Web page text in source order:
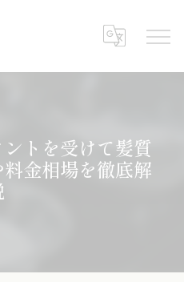
トを受けて髪質
金相場を徹底解